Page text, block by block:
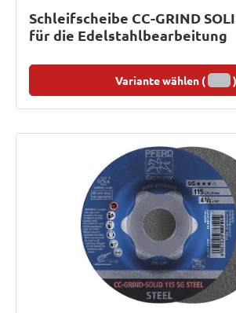
Schleifscheibe CC-GRIND
für die Edelstahlbearbeitung
Variante wählen ( )